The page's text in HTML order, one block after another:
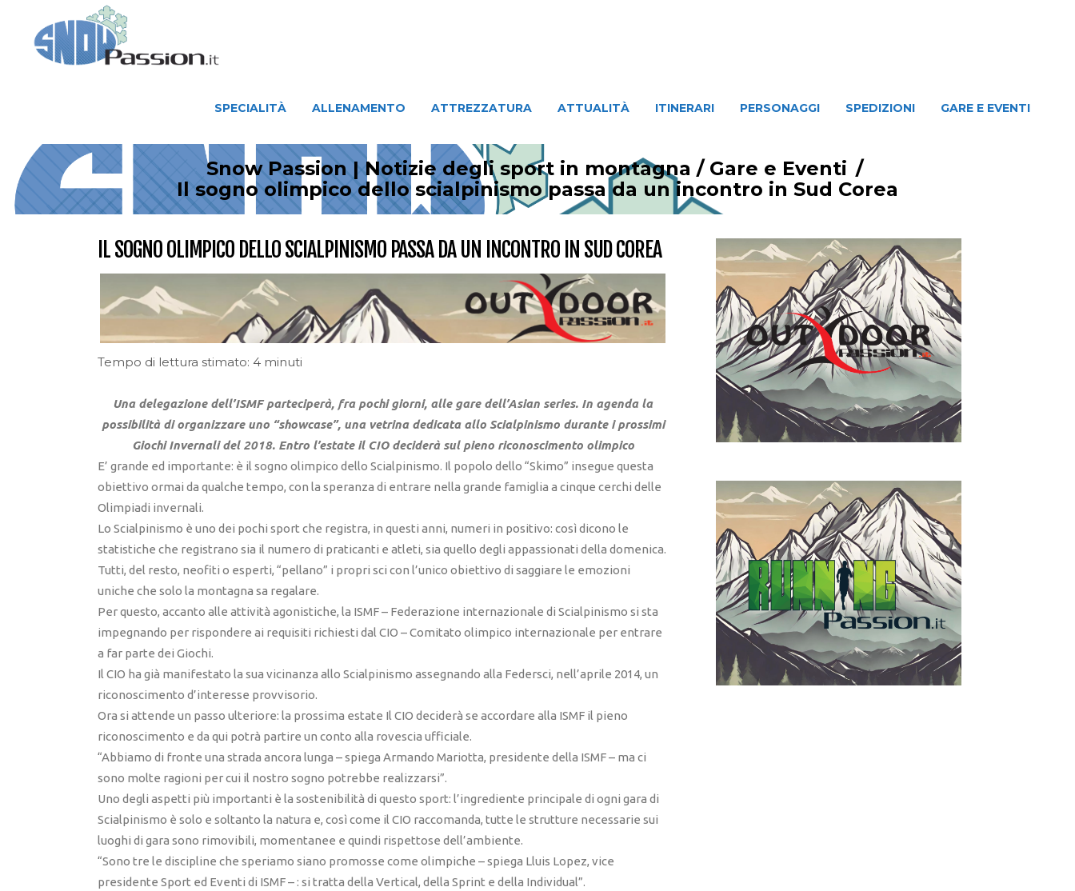
SPECIALITÀ ALLENAMENTO ATTREZZATURA ATTUALITÀ ITINERARI PERSONAGGI SPEDIZIONI GARE E EVENTI
Snow Passion | Notizie degli sport in montagna / Gare e Eventi /
Il sogno olimpico dello scialpinismo passa da un incontro in Sud Corea
IL SOGNO OLIMPICO DELLO SCIALPINISMO PASSA DA UN INCONTRO IN SUD COREA
Tempo di lettura stimato: 4 minuti
Una delegazione dell’ISMF parteciperà, fra pochi giorni, alle gare dell’Asian series. In agenda la
possibilità di organizzare uno “showcase”, una vetrina dedicata allo Scialpinismo durante i prossimi
Giochi Invernali del 2018. Entro l’estate il CIO deciderà sul pieno riconoscimento olimpico
E’ grande ed importante: è il sogno olimpico dello Scialpinismo. Il popolo dello “Skimo” insegue questa
obiettivo ormai da qualche tempo, con la speranza di entrare nella grande famiglia a cinque cerchi delle
Olimpiadi invernali.
Lo Scialpinismo è uno dei pochi sport che registra, in questi anni, numeri in positivo: così dicono le
statistiche che registrano sia il numero di praticanti e atleti, sia quello degli appassionati della domenica.
Tutti, del resto, neofiti o esperti, “pellano” i propri sci con l’unico obiettivo di saggiare le emozioni
uniche che solo la montagna sa regalare.
Per questo, accanto alle attività agonistiche, la ISMF – Federazione internazionale di Scialpinismo si sta
impegnando per rispondere ai requisiti richiesti dal CIO – Comitato olimpico internazionale per entrare
a far parte dei Giochi.
Il CIO ha già manifestato la sua vicinanza allo Scialpinismo assegnando alla Federsci, nell’aprile 2014, un
riconoscimento d’interesse provvisorio.
Ora si attende un passo ulteriore: la prossima estate Il CIO deciderà se accordare alla ISMF il pieno
riconoscimento e da qui potrà partire un conto alla rovescia ufficiale.
“Abbiamo di fronte una strada ancora lunga – spiega Armando Mariotta, presidente della ISMF – ma ci
sono molte ragioni per cui il nostro sogno potrebbe realizzarsi”.
Uno degli aspetti più importanti è la sostenibilità di questo sport: l’ingrediente principale di ogni gara di
Scialpinismo è solo e soltanto la natura e, così come il CIO raccomanda, tutte le strutture necessarie sui
luoghi di gara sono rimovibili, momentanee e quindi rispettose dell’ambiente.
“Sono tre le discipline che speriamo siano promosse come olimpiche – spiega Lluis Lopez, vice
presidente Sport ed Eventi di ISMF – : si tratta della Vertical, della Sprint e della Individual”.